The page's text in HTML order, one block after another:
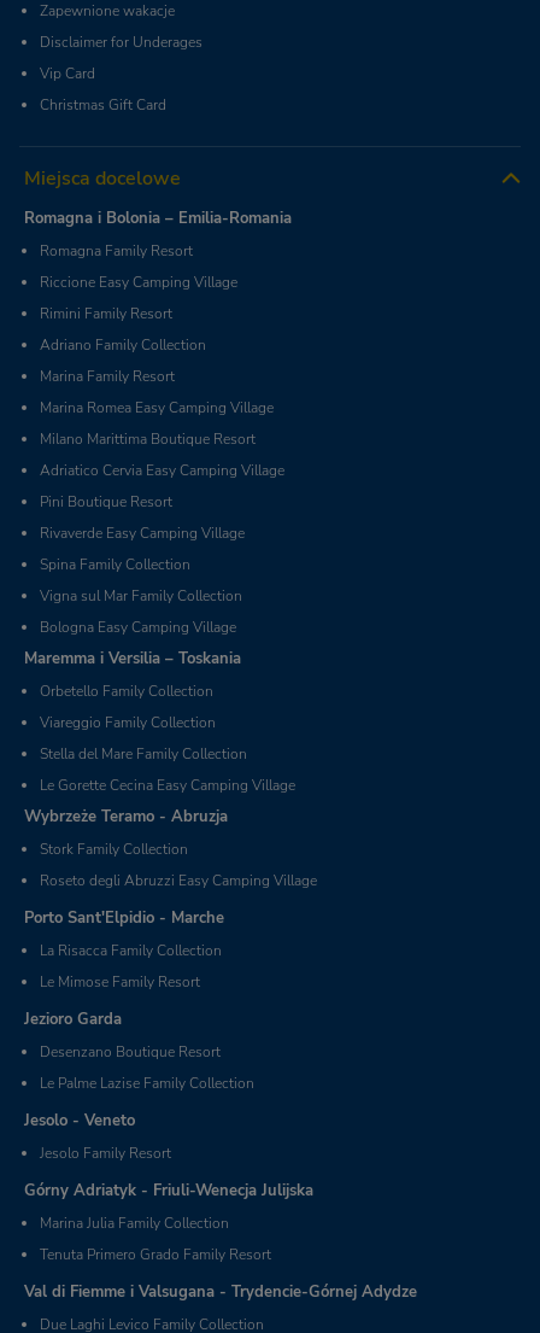
Zapewnione wakacje
Disclaimer for Underages
Vip Card
Christmas Gift Card
Miejsca docelowe
Romagna i Bolonia – Emilia-Romania
Romagna Family Resort
Riccione Easy Camping Village
Rimini Family Resort
Adriano Family Collection
Marina Family Resort
Marina Romea Easy Camping Village
Milano Marittima Boutique Resort
Adriatico Cervia Easy Camping Village
Pini Boutique Resort
Rivaverde Easy Camping Village
Spina Family Collection
Vigna sul Mar Family Collection
Bologna Easy Camping Village
Maremma i Versilia – Toskania
Orbetello Family Collection
Viareggio Family Collection
Stella del Mare Family Collection
Le Gorette Cecina Easy Camping Village
Wybrzeże Teramo - Abruzja
Stork Family Collection
Roseto degli Abruzzi Easy Camping Village
Porto Sant'Elpidio - Marche
La Risacca Family Collection
Le Mimose Family Resort
Jezioro Garda
Desenzano Boutique Resort
Le Palme Lazise Family Collection
Jesolo - Veneto
Jesolo Family Resort
Górny Adriatyk - Friuli-Wenecja Julijska
Marina Julia Family Collection
Tenuta Primero Grado Family Resort
Val di Fiemme i Valsugana - Trydencie-Górnej Adydze
Due Laghi Levico Family Collection